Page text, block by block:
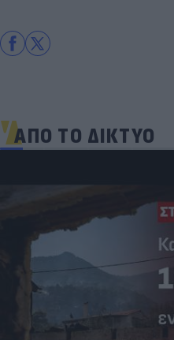
ΑΠΟ ΤΟ ΔΙΚΤΥΟ